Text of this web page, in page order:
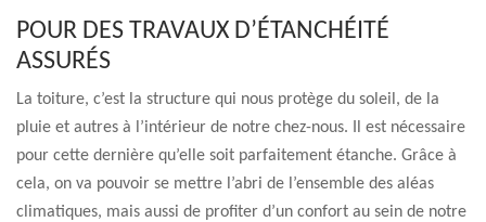
POUR DES TRAVAUX D’ÉTANCHÉITÉ
ASSURÉS
La toiture, c’est la structure qui nous protège du soleil, de la
pluie et autres à l’intérieur de notre chez-nous. Il est nécessaire
pour cette dernière qu’elle soit parfaitement étanche. Grâce à
cela, on va pouvoir se mettre l’abri de l’ensemble des aléas
climatiques, mais aussi de profiter d’un confort au sein de notre